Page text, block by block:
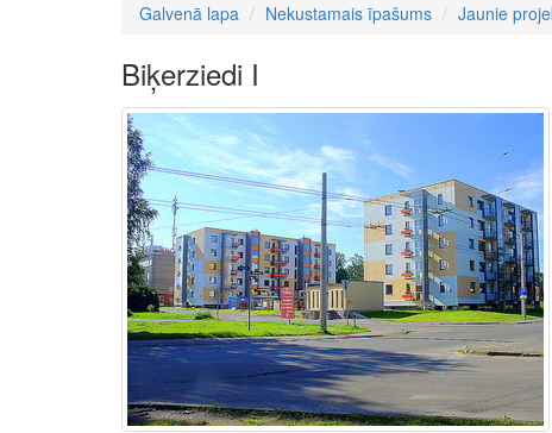
Galvenā lapa Nekustamais īpašums Jaunie
Biķerziedi I